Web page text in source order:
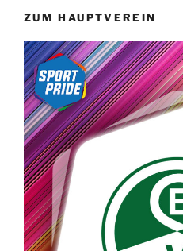
ZUM HAUPTVEREIN